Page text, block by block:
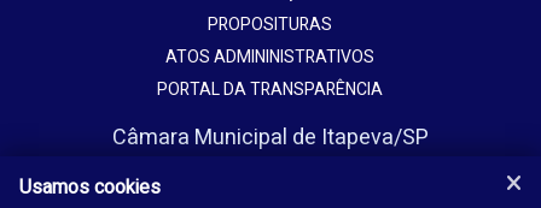
PROPOSITURAS
ATOS ADMININISTRATIVOS
PORTAL DA TRANSPARÊNCIA
Câmara Municipal de Itapeva/SP
Usamos cookies